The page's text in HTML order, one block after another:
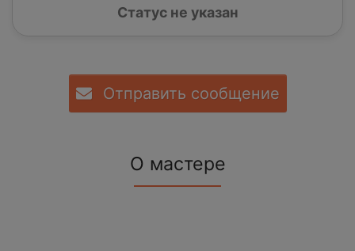
Статус не указан
Отправить сообщение
О мастере